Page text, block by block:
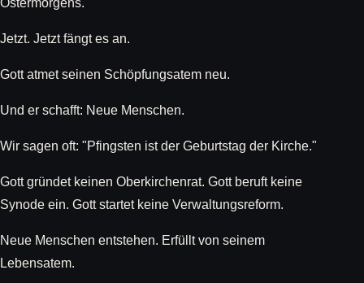
Jetzt. Jetzt fängt es an.
Gott atmet seinen Schöpfungsatem neu.
Und er schafft: Neue Menschen.
Wir sagen oft: "Pfingsten ist der Geburtstag der Kirche."
Gott gründet keinen Oberkirchenrat. Gott beruft keine
Synode ein. Gott startet keine Verwaltungsreform.
Neue Menschen entstehen. Erfüllt von seinem
Lebensatem.